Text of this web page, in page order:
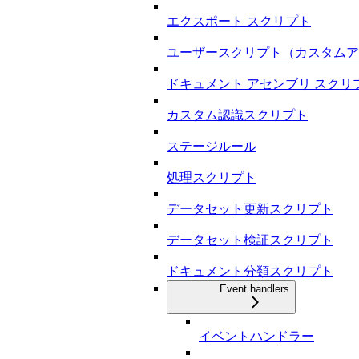
エクスポート スクリプト
ユーザースクリプト（カスタムア
ドキュメント アセンブリ スクリ
カスタム認識スクリプト
ステージルール
処理スクリプト
データセット更新スクリプト
データセット検証スクリプト
ドキュメント分類スクリプト
Event handlers
イベントハンドラー